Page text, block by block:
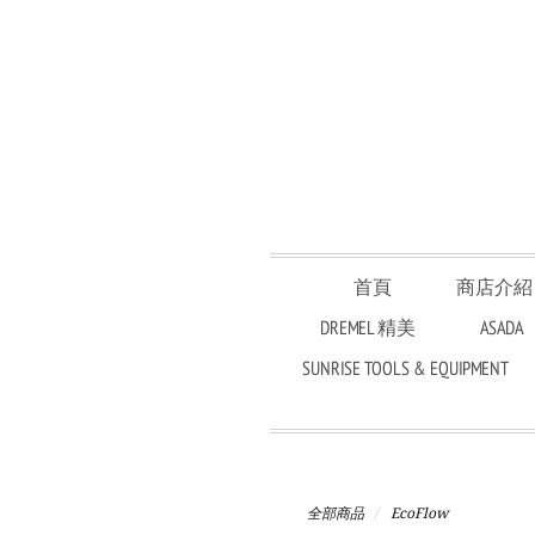
首頁
商店介紹
DREMEL 精美
ASADA
SUNRISE TOOLS & EQUIPMENT
全部商品 EcoFlow